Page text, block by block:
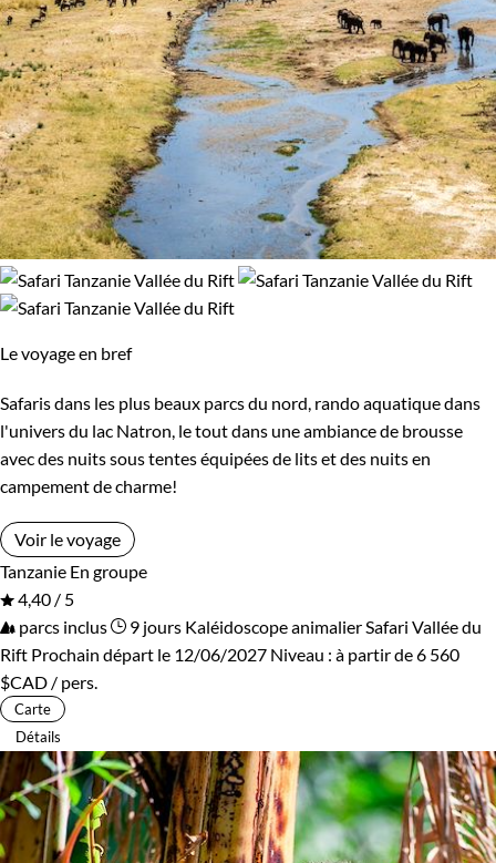
Le voyage en bref
Safaris dans les plus beaux parcs du nord, rando aquatique dans
l'univers du lac Natron, le tout dans une ambiance de brousse
avec des nuits sous tentes équipées de lits et des nuits en
campement de charme!
Voir le voyage
Tanzanie En groupe
4,40 / 5
parcs inclus
9 jours Kaléidoscope animalier Safari Vallée du
Rift Prochain départ le 12/06/2027 Niveau : à partir de6 560
$CAD / pers.
Carte
Détails